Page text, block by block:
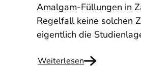
Amalgam-Füllungen in
Regelfall keine solchen
eigentlich die
Weiterlesen